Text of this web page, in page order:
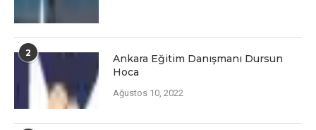
2
Ankara Eğitim Danışmanı Dursun
Hoca
Ağustos 10, 2022